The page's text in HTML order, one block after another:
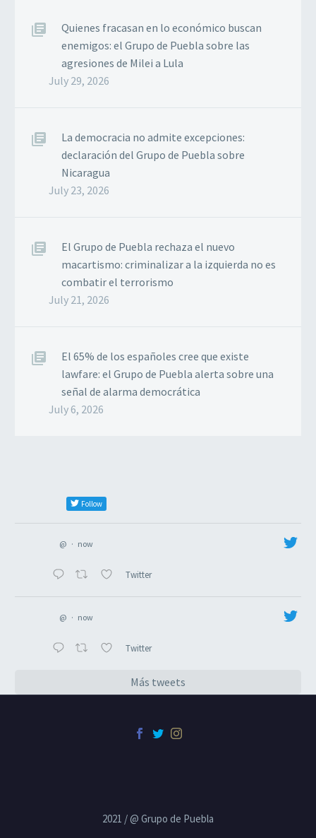
Quienes fracasan en lo económico buscan
enemigos: el Grupo de Puebla sobre las
agresiones de Milei a Lula
July 29, 2026
La democracia no admite excepciones:
declaración del Grupo de Puebla sobre
Nicaragua
July 23, 2026
El Grupo de Puebla rechaza el nuevo
macartismo: criminalizar a la izquierda no es
combatir el terrorismo
July 21, 2026
El 65% de los españoles cree que existe
lawfare: el Grupo de Puebla alerta sobre una
señal de alarma democrática
July 6, 2026
Follow
@ · now
Twitter
@ · now
Twitter
Más tweets
2021 / @ Grupo de Puebla